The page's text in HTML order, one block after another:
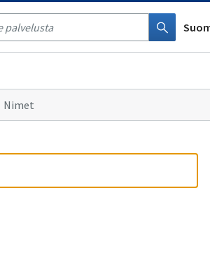
Tyhjennä
haku
Nimet